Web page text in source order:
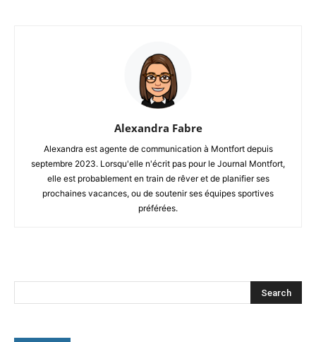
Alexandra Fabre
Alexandra est agente de communication à Montfort depuis
septembre 2023. Lorsqu'elle n'écrit pas pour le Journal Montfort,
elle est probablement en train de rêver et de planifier ses
prochaines vacances, ou de soutenir ses équipes sportives
préférées.